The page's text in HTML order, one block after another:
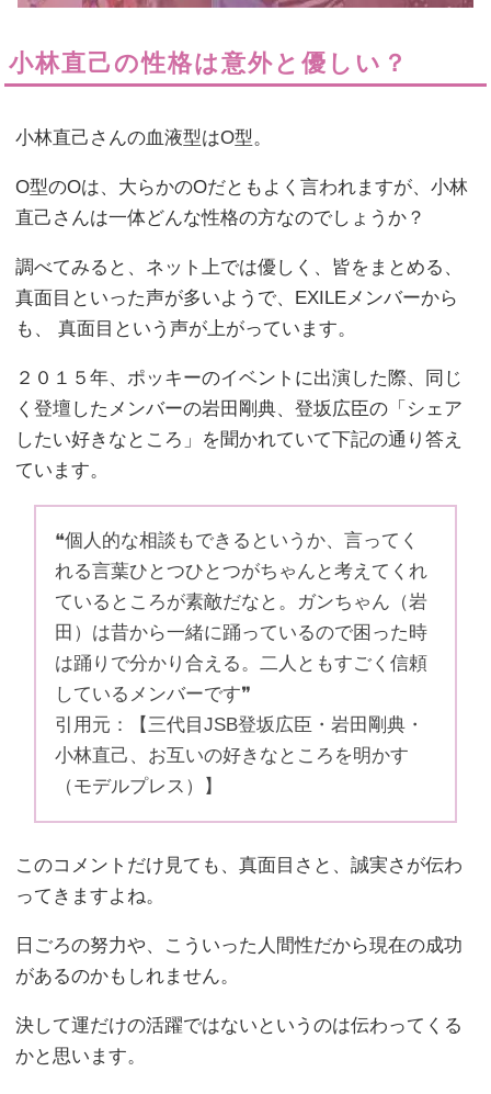
小林直己の性格は意外と優しい？
小林直己さんの血液型はO型。
O型のOは、大らかのOだともよく言われますが、小林
直己さんは一体どんな性格の方なのでしょうか？
調べてみると、ネット上では優しく、皆をまとめる、
真面目といった声が多いようで、EXILEメンバーから
も、 真面目という声が上がっています。
２０１５年、ポッキーのイベントに出演した際、同じ
く登壇したメンバーの岩田剛典、登坂広臣の「シェア
したい好きなところ」を聞かれていて下記の通り答え
ています。
❝個人的な相談もできるというか、言ってく
れる言葉ひとつひとつがちゃんと考えてくれ
ているところが素敵だなと。ガンちゃん（岩
田）は昔から一緒に踊っているので困った時
は踊りで分かり合える。二人ともすごく信頼
しているメンバーです❞
引用元：【三代目JSB登坂広臣・岩田剛典・
小林直己、お互いの好きなところを明かす
（モデルプレス）】
このコメントだけ見ても、真面目さと、誠実さが伝わ
ってきますよね。
日ごろの努力や、こういった人間性だから現在の成功
があるのかもしれません。
決して運だけの活躍ではないというのは伝わってくる
かと思います。